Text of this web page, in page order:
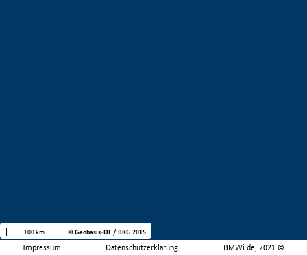
Impressum Datenschutzerklärung BMWi.de, 2021 ©
100 km © Geobasis-DE / BKG 2015